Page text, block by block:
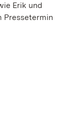
Erik und
Pressetermin